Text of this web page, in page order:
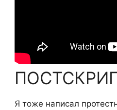
Я тоже написал